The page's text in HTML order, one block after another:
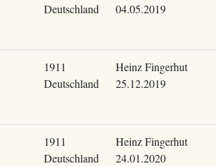
Deutschland
04.05.2019
1911
Deutschland
Heinz Fingerhut
25.12.2019
1911
Deutschland
Heinz Fingerhut
24.01.2020